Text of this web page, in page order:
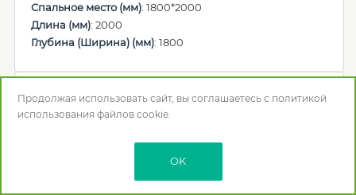
Спальное место (мм): 1800*2000
Длина (мм): 2000
Глубина (Ширина) (мм): 1800
Продолжая использовать сайт, вы соглашаетесь с политикой
использования файлов cookie.
OK